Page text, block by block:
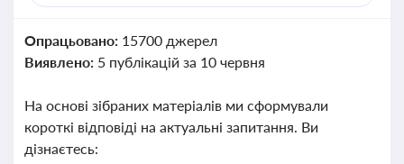
Опрацьовано: 15700 джерел
Виявлено: 5 публікацій за 10 червня
На основі зібраних матеріалів ми сформували
короткі відповіді на актуальні запитання. Ви
дізнаєтесь: